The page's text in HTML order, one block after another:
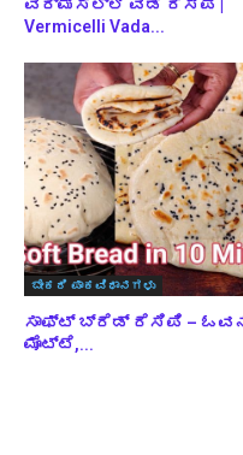
ವರ್ಮಿಸೆಲ್ಲಿ ವಡೆ ರೆಸಿಪಿ |
Vermicelli Vada...
ಬೇಕರಿ ಪಾಕವಿಧಾನಗಳು
ಸಾಫ್ಟ್ ಬ್ರೆಡ್ ರೆಸಿಪಿ –
ಮೊಟ್ಟೆ,...